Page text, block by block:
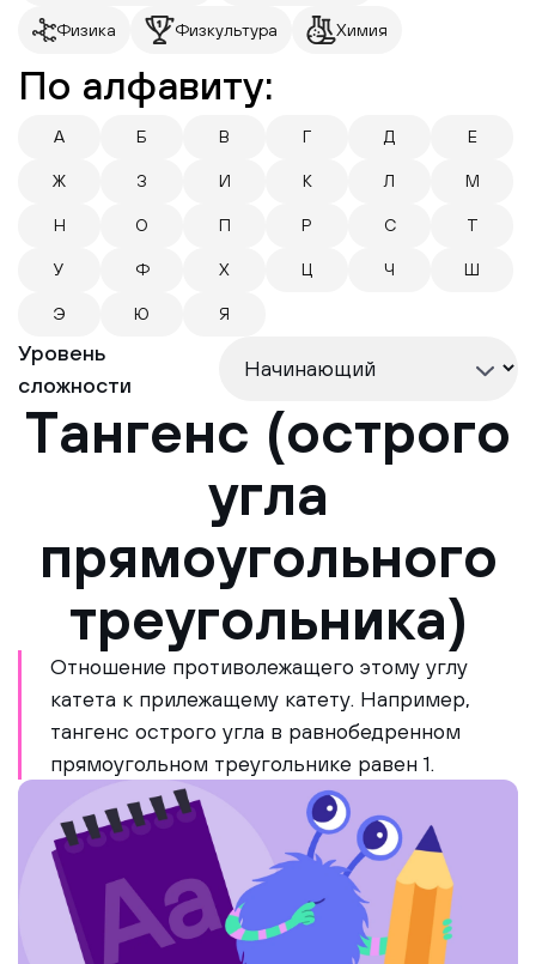
Физика Физкультура Химия
По алфавиту:
А Б В Г Д Е
Ж З И К Л М
Н О П Р С Т
У Ф Х Ц Ч Ш
Э Ю Я
Уровень
сложности
Тангенс (острого
угла
прямоугольного
треугольника)
Отношение противолежащего этому углу
катета к прилежащему катету. Например,
тангенс острого угла в равнобедренном
прямоугольном треугольнике равен 1.